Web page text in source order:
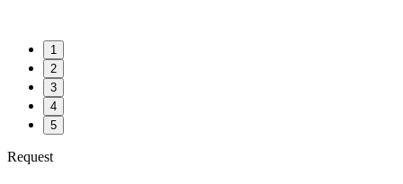
1
2
3
4
5
Request